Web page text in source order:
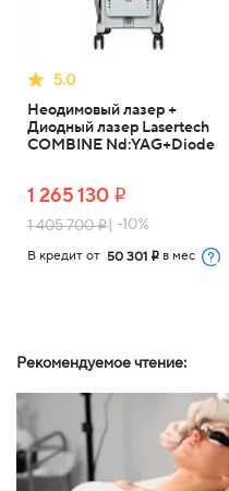
5.0
Неодимовый лазер +
Диодный лазер Lasertech
COMBINE Nd:YAG+Diode
1 265 130 i
1 405 700i| -10%
В кредит от 50 301 i в мес
Рекомендуемое чтение: